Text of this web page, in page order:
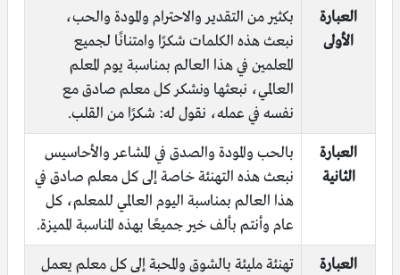
العبارة
الأولى
بكثير من التقدير والاحترام والمودة والحب،
نبعث هذه الكلمات شكرًا وامتنانًا لجميع
المعلمين في هذا العالم بمناسبة يوم المعلم
العالمي، نبعثها ونشكر كل معلم صادق مع
نفسه في عمله، نقول له: شكرًا من القلب.
العبارة
الثانية
بالحب والمودة والصدق في المشاعر والأحاسيس
نبعث هذه التهنئة خاصة إلى كل معلم صادق في
هذا العالم بمناسبة اليوم العالمي للمعلم، كل
عام وأنتم بألف خير جميعًا بهذه المناسبة المميزة.
العبارة
تهنئة مليئة بالشوق والمحبة إلى كل معلم يعمل